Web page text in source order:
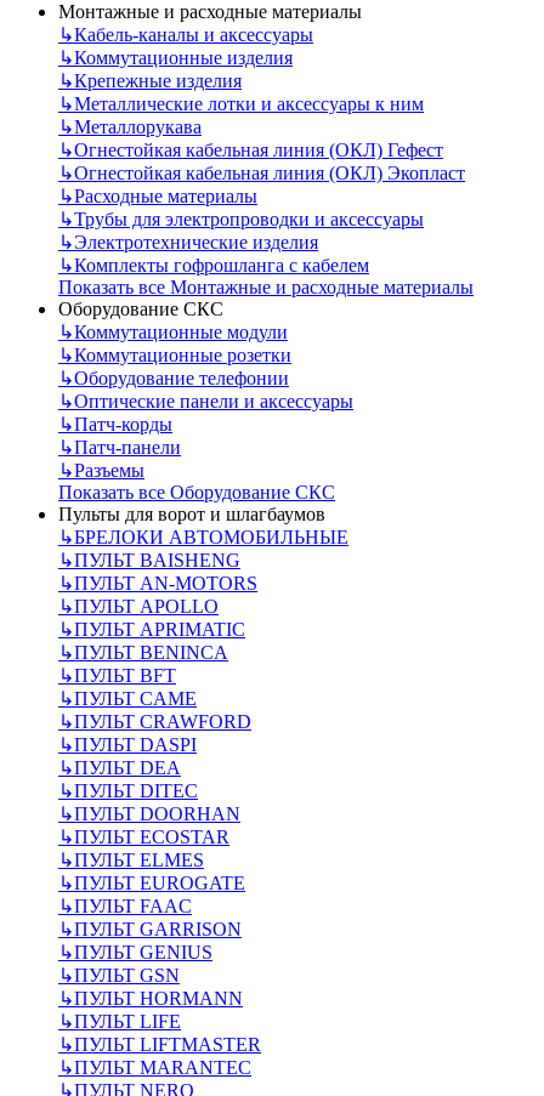
Монтажные и расходные материалы
↳Кабель-каналы и аксессуары
↳Коммутационные изделия
↳Крепежные изделия
↳Металлические лотки и аксессуары к ним
↳Металлорукава
↳Огнестойкая кабельная линия (ОКЛ) Гефест
↳Огнестойкая кабельная линия (ОКЛ) Экопласт
↳Расходные материалы
↳Трубы для электропроводки и аксессуары
↳Электротехнические изделия
↳Комплекты гофрошланга с кабелем
Показать все Монтажные и расходные материалы
Оборудование СКС
↳Коммутационные модули
↳Коммутационные розетки
↳Оборудование телефонии
↳Оптические панели и аксессуары
↳Патч-корды
↳Патч-панели
↳Разъемы
Показать все Оборудование СКС
Пульты для ворот и шлагбаумов
↳БРЕЛОКИ АВТОМОБИЛЬНЫЕ
↳ПУЛЬТ BAISHENG
↳ПУЛЬТ AN-MOTORS
↳ПУЛЬТ APOLLO
↳ПУЛЬТ APRIMATIC
↳ПУЛЬТ BENINCA
↳ПУЛЬТ BFT
↳ПУЛЬТ CAME
↳ПУЛЬТ CRAWFORD
↳ПУЛЬТ DASPI
↳ПУЛЬТ DEA
↳ПУЛЬТ DITEC
↳ПУЛЬТ DOORHAN
↳ПУЛЬТ ECOSTAR
↳ПУЛЬТ ELMES
↳ПУЛЬТ EUROGATE
↳ПУЛЬТ FAAC
↳ПУЛЬТ GARRISON
↳ПУЛЬТ GENIUS
↳ПУЛЬТ GSN
↳ПУЛЬТ HORMANN
↳ПУЛЬТ LIFE
↳ПУЛЬТ LIFTMASTER
↳ПУЛЬТ MARANTEC
↳ПУЛЬТ NERO